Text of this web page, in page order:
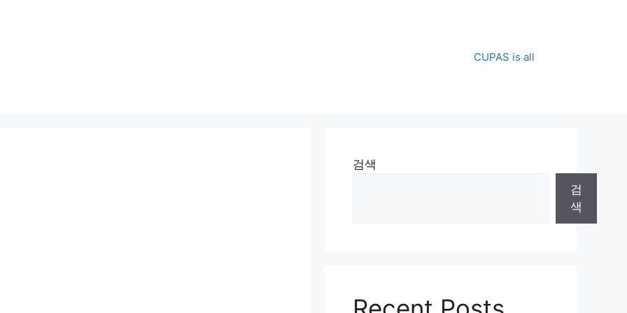
CUPAS is all
검색
검
색